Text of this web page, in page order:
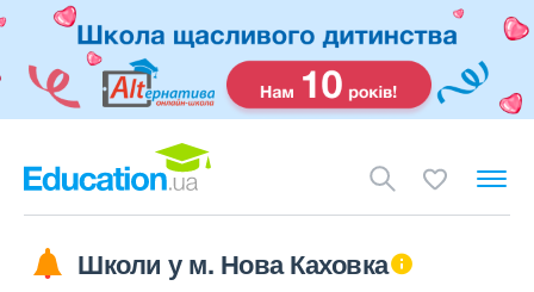
Школи у м. Нова Каховка